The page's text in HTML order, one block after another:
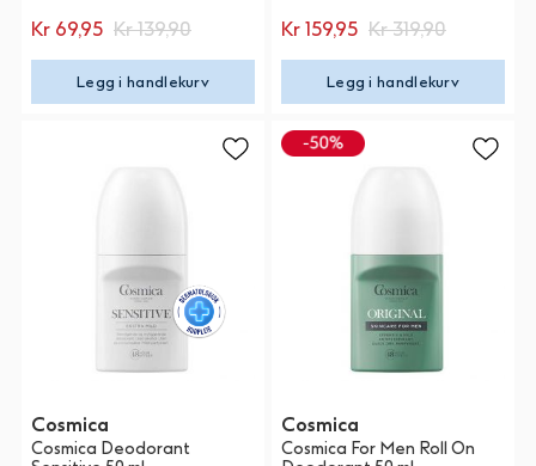
Kr 69,95 Kr 139,90
Legg i handlekurv
Kr 159,95 Kr 319,90
Legg i handlekurv
Cosmica
Cosmica Deodorant
Cosmica
Cosmica For Men Roll On